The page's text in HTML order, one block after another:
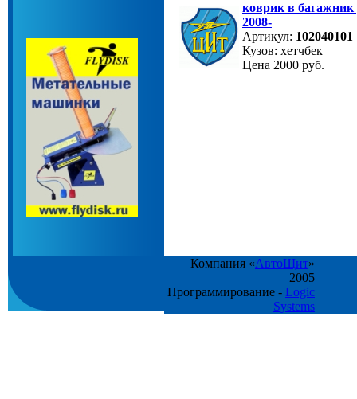
коврик в
2008-
Артикул: 102040101
Кузов: хетчбек
Цена 2000 руб.
Компания «АвтоЩит»
2005
Программирование - Logic
Systems